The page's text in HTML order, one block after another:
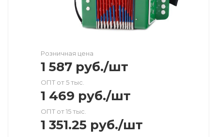
Розничная цена
1 587 руб./шт
ОПТ от 5 тыс.
1 469 руб./шт
ОПТ от 15 тыс.
1 351.25 руб./шт